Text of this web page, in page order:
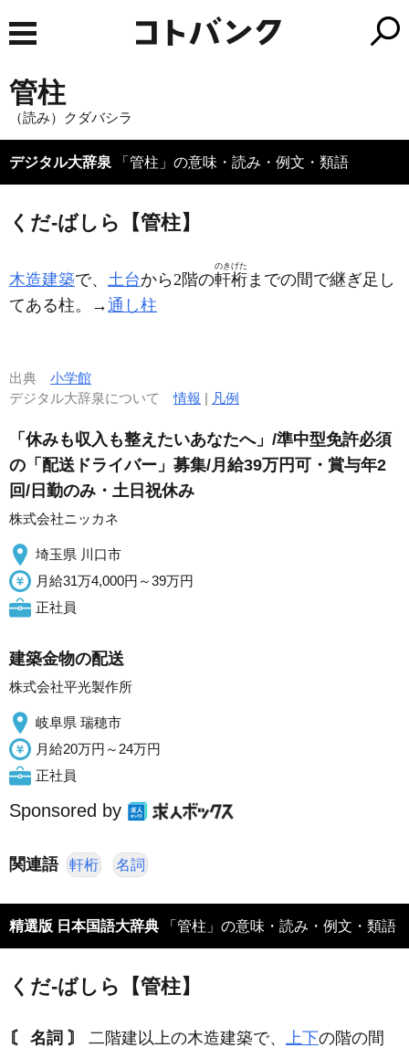
管柱
（読み）クダバシラ
デジタル大辞泉 「管柱」の意味・読み・例文・類語
くだ‐ばしら【管柱】
木造建築で、 土台から2階の軒桁
のきげた
までの間で継ぎ足し
てある柱。→通し柱
出典 小学館
デジタル大辞泉について情報 | 凡例
「休みも収入も整えたいあなたへ」/準中型免許必須
の「配送ドライバー」募集/月給39万円可・賞与年2
回/日勤のみ・土日祝休み
株式会社ニッカネ
埼玉県 川口市
月給31万4,000円～39万円
正社員
建築金物の配送
株式会社平光製作所
岐阜県 瑞穂市
月給20万円～24万円
正社員
Sponsored by
関連語 軒桁 名詞
精選版 日本国語大辞典 「管柱」の意味・読み・例文・類語
くだ‐ばしら【管柱】
〘 名詞 〙 二階建以上の木造建築で、 上下の階の間